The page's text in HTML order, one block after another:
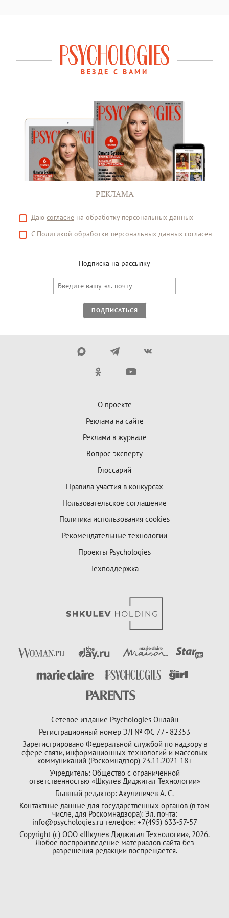
ВЕЗДЕ С ВАМИ
РЕКЛАМА
Даю согласие на обработку персональных данных
С Политикой обработки персональных данных согласен
Подписка на рассылку
ПОДПИСАТЬСЯ
О проекте
Реклама на сайте
Реклама в журнале
Вопрос эксперту
Глоссарий
Правила участия в конкурсах
Пользовательское соглашение
Политика использования cookies
Рекомендательные технологии
Проекты Psychologies
Техподдержка
Сетевое издание Psychologies Онлайн
Регистрационный номер ЭЛ № ФС 77 - 82353
Зарегистрировано Федеральной службой по надзору в
сфере связи, информационных технологий и массовых
коммуникаций (Роскомнадзор) 23.11.2021 18+
Учредитель: Общество с ограниченной
ответственностью «Шкулёв Диджитал Технологии»
Главный редактор: Акулиничев А. С.
Контактные данные для государственных органов (в том
числе, для Роскомнадзора): Эл. почта:
info@psychologies.ru телефон: +7(495) 633-57-57
Copyright (с) ООО «Шкулёв Диджитал Технологии», 2026.
Любое воспроизведение материалов сайта без
разрешения редакции воспрещается.